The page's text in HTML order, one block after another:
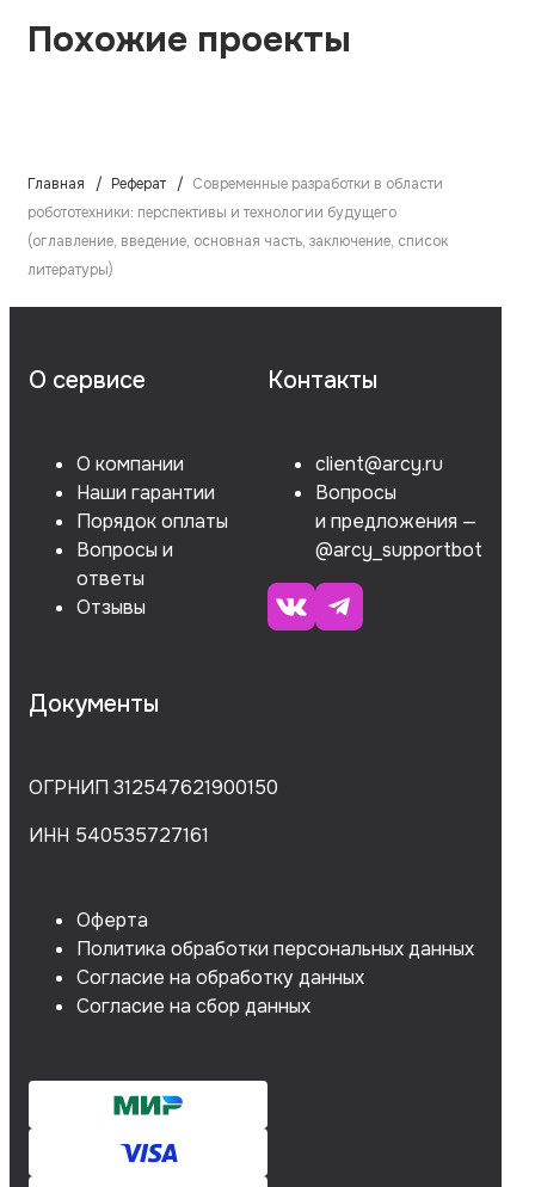
Похожие проекты
Главная Реферат
Современные разработки в области
робототехники: перспективы и технологии будущего
(оглавление, введение, основная часть, заключение, список
литературы)
О сервисе
О компании
Наши гарантии
Порядок оплаты
Вопросы и
ответы
Отзывы
Контакты
client@arcy.ru
Вопросы
и предложения —
@arcy_supportbot
Документы
ОГРНИП 312547621900150
ИНН 540535727161
Оферта
Политика обработки персональных данных
Согласие на обработку данных
Согласие на сбор данных